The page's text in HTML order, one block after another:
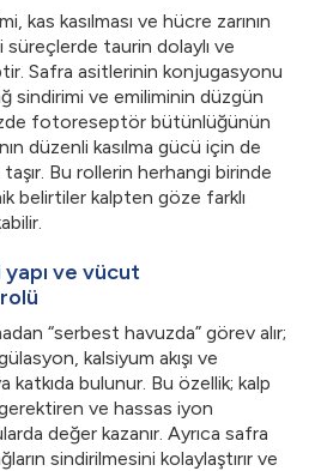
kas kasılması ve hücre zarının
taurin dolaylı ve
Safra asitlerinin konjugasyonu
sindirimi ve emiliminin düzgün
fotoreseptör bütünlüğünün
düzenli kasılma gücü için de
Bu rollerin herhangi birinde
belirtiler kalpten göze farklı
ve vücut
“serbest havuzda” görev alır;
kalsiyum akışı ve
katkıda bulunur. Bu özellik; kalp
ve hassas iyon
değer kazanır. Ayrıca safra
sindirilmesini kolaylaştırır ve